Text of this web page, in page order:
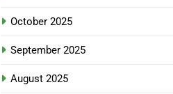
October 2025
September 2025
August 2025